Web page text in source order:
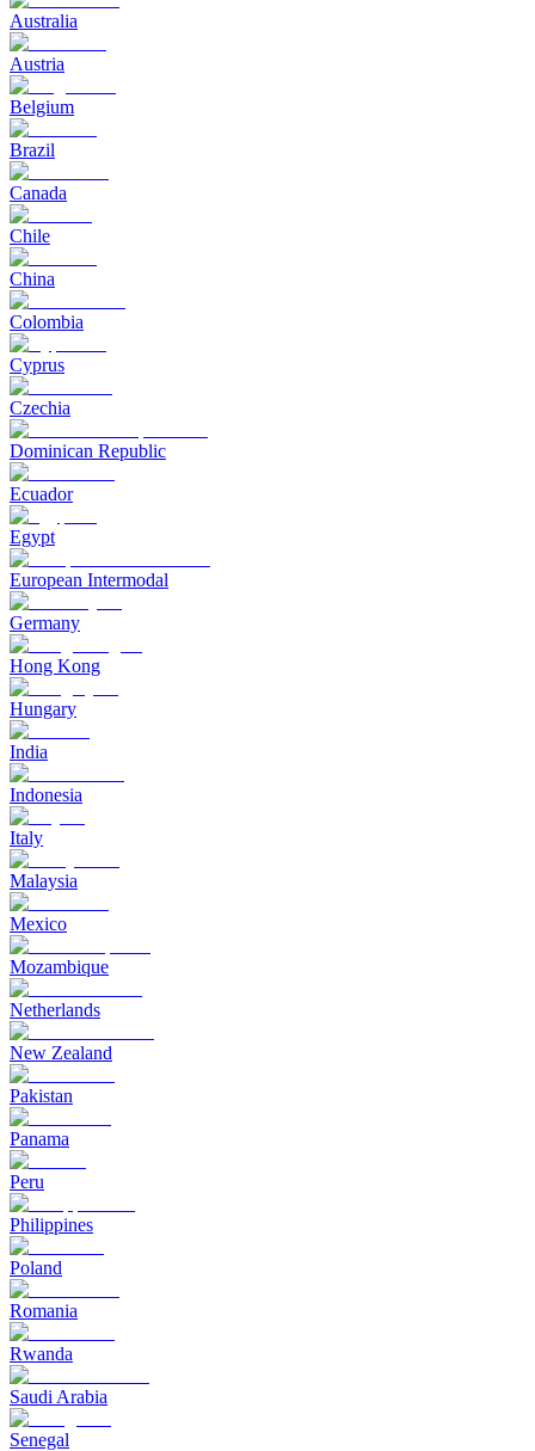
Australia
Austria
Belgium
Brazil
Canada
Chile
China
Colombia
Cyprus
Czechia
Dominican Republic
Ecuador
Egypt
European Intermodal
Germany
Hong Kong
Hungary
India
Indonesia
Italy
Malaysia
Mexico
Mozambique
Netherlands
New Zealand
Pakistan
Panama
Peru
Philippines
Poland
Romania
Rwanda
Saudi Arabia
Senegal